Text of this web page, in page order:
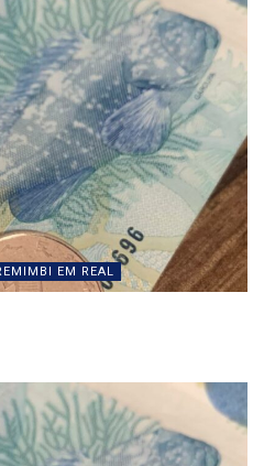
EM REAL